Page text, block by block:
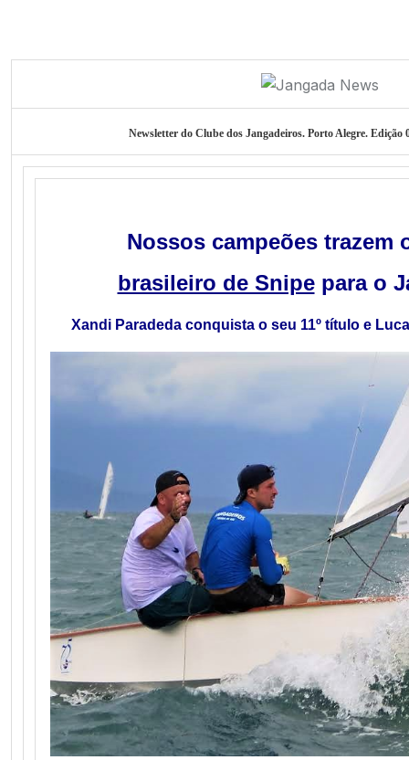
Newsletter do Clube dos Jangadeiros. Porto Alegre. Edição
Nossos campeões trazem
brasileiro de Snipepara o
Xandi Paradeda conquista o seu 11º título e